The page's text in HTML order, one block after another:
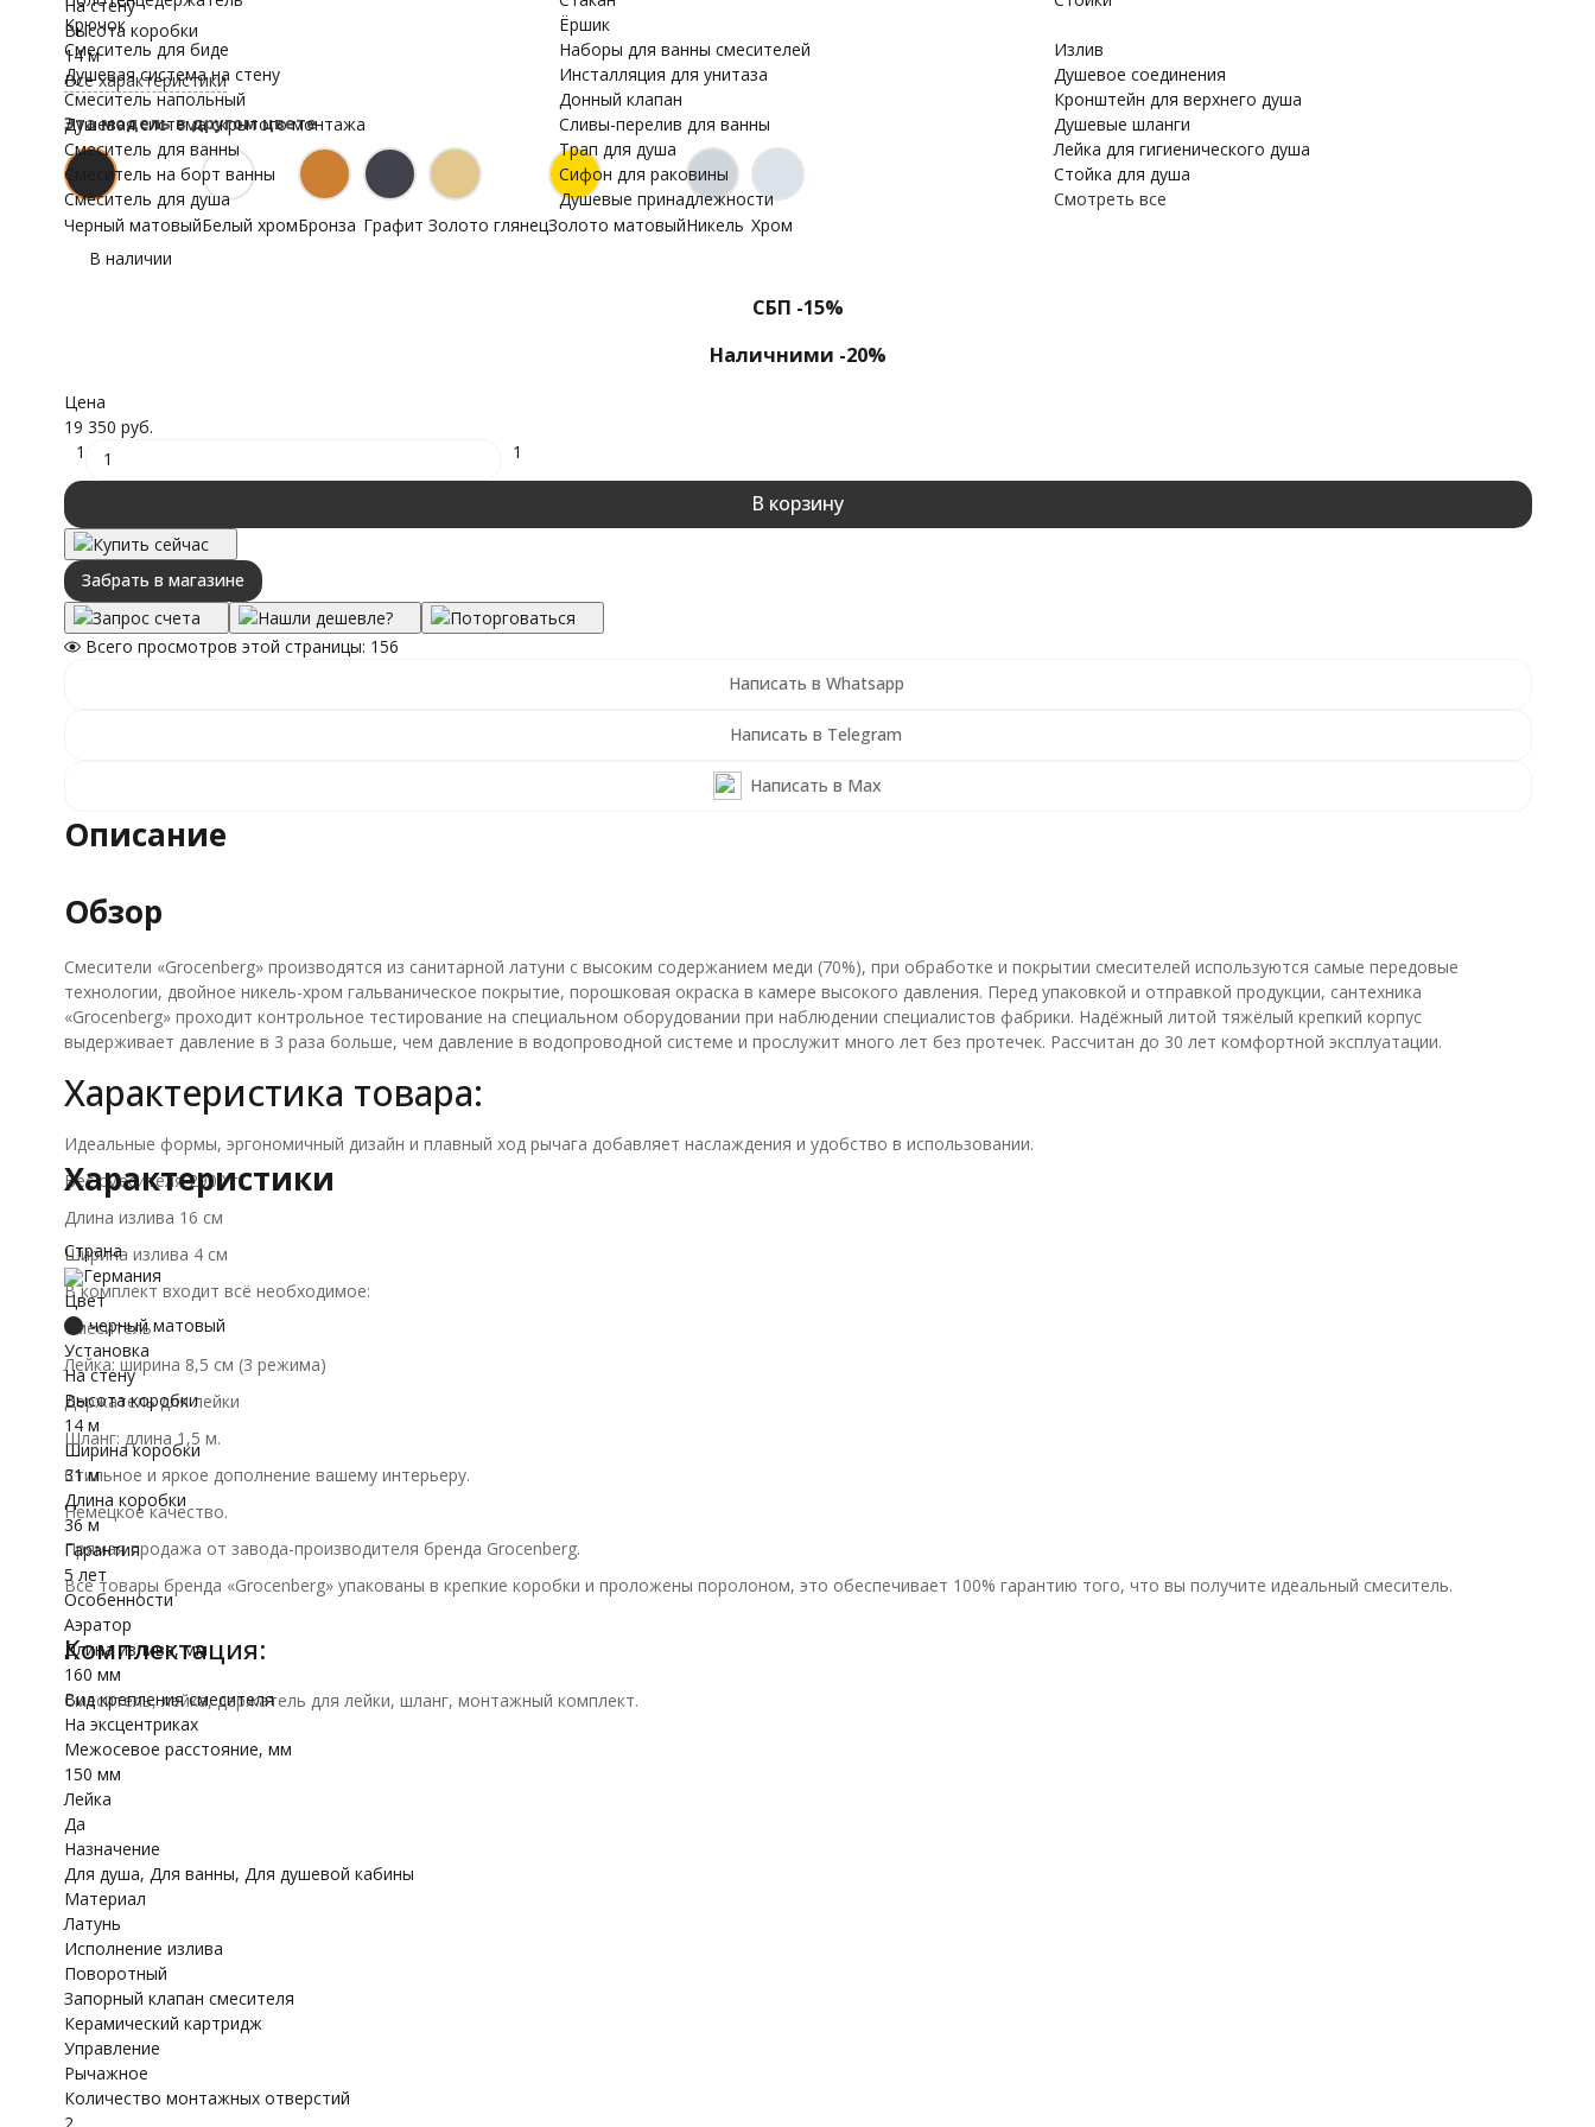
Крючок
Ёршик
Смеситель для биде
Душевая система на стену
Смеситель напольный
Душевая система скрытого монтажа
Смеситель для ванны
Смеситель на борт ванны
Смеситель для душа
Наборы для ванны смесителей
Инсталляция для унитаза
Донный клапан
Cливы-перелив для ванны
Трап для душа
Сифон для раковины
Душевые принадлежности
Излив
Душевое соединения
Кронштейн для верхнего душа
Душевые шланги
Лейка для гигиенического душа
Стойка для душа
Смотреть все
На стену
Высота коробки
14 м
Все характеристики
Эта модель в другом цвете
Черный матовыйБелый хромБронза Графит Золото глянецЗолото матовыйНикель Хром
В наличии
СБП -15%
Наличними -20%
Цена
19 350 руб.
1
1
В корзину
Купить сейчас
Забрать в магазине
Запрос счета
Нашли дешевле?
Поторговаться
Всего просмотров этой страницы: 156
Написать в Whatsapp
Написать в Telegram
Написать в Max
Описание
Обзор
Смесители «Grocenberg» производятся из санитарной латуни с высоким содержанием меди (70%), при обработке и покрытии смесителей используются самые передовые
технологии, двойное никель-хром гальваническое покрытие, порошковая окраска в камере высокого давления. Перед упаковкой и отправкой продукции, сантехника
«Grocenberg» проходит контрольное тестирование на специальном оборудовании при наблюдении специалистов фабрики. Надёжный литой тяжёлый крепкий корпус
выдерживает давление в 3 раза больше, чем давление в водопроводной системе и прослужит много лет без протечек. Рассчитан до 30 лет комфортной эксплуатации.
Характеристика товара:
Идеальные формы, эргономичный дизайн и плавный ход рычага добавляет наслаждения и удобство в использовании.
Вес смесителя 2900 г
Длина излива 16 см
Ширина излива 4 см
В комплект входит всё необходимое:
Смеситель
Лейка: ширина 8,5 см (3 режима)
Держатель для лейки
Шланг: длина 1,5 м.
Стильное и яркое дополнение вашему интерьеру.
Немецкое качество.
Прямая продажа от завода-производителя бренда Grocenberg.
Все товары бренда «Grocenberg» упакованы в крепкие коробки и проложены поролоном, это обеспечивает 100% гарантию того, что вы получите идеальный смеситель.
Комплектация:
Смеситель, лейка, держатель для лейки, шланг, монтажный комплект.
Характеристики
Страна
Германия
Цвет
черный матовый
Установка
На стену
Высота коробки
14 м
Ширина коробки
31 м
Длина коробки
36 м
Гарантия
5 лет
Особенности
Аэратор
Длина излива, мм
160 мм
Вид крепления смесителя
На эксцентриках
Межосевое расстояние, мм
150 мм
Лейка
Да
Назначение
Для душа, Для ванны, Для душевой кабины
Материал
Латунь
Исполнение излива
Поворотный
Запорный клапан смесителя
Керамический картридж
Управление
Рычажное
Количество монтажных отверстий